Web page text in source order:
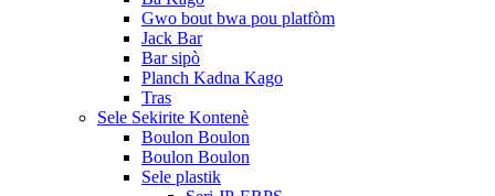
Gwo bout bwa pou platfòm
Jack Bar
Bar sipò
Planch Kadna Kago
Tras
Sele Sekirite Kontenè
Boulon Boulon
Boulon Boulon
Sele plastik